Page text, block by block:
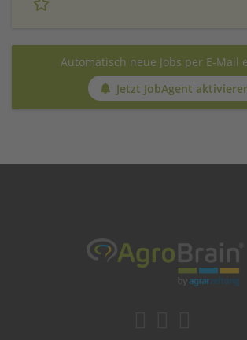
Automatisch neue Jobs per E-Mail
Jetzt JobAgent